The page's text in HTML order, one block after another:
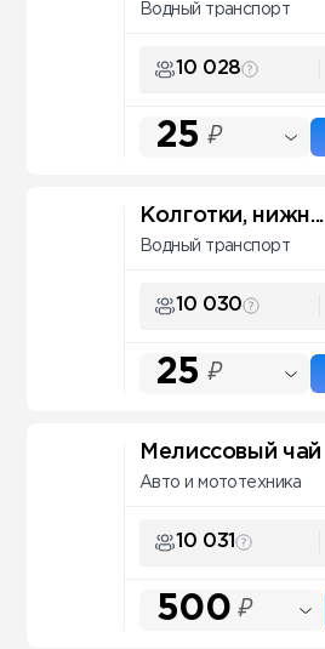
Водный транспорт
10 028
25 ₽
Колготки, нижн...
Водный транспорт
10 030
25 ₽
Мелиссовый чай
Авто и мототехника
10 031
500 ₽